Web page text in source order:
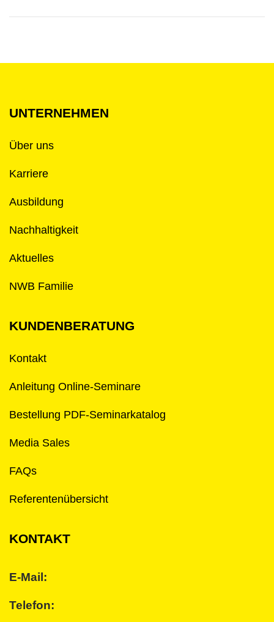
UNTERNEHMEN
Über uns
Karriere
Ausbildung
Nachhaltigkeit
Aktuelles
NWB Familie
KUNDENBERATUNG
Kontakt
Anleitung Online-Seminare
Bestellung PDF-Seminarkatalog
Media Sales
FAQs
Referentenübersicht
KONTAKT
E-Mail:
Telefon: